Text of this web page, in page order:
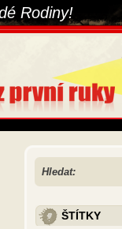
Rodiny!
Hledat:
ŠTÍTKY